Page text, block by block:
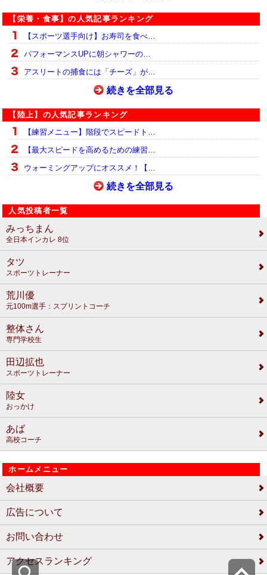
【栄養・食事】の人気記事ランキング
【スポーツ選手向け】お寿司を食べ…
パフォーマンスUPに朝シャワーの…
アスリートの捕食には「チーズ」が…
続きを全部見る
【陸上】の人気記事ランキング
【練習メニュー】階段でスピードト…
【最大スピードを高めるための練習…
ウォーミングアップにオススメ！【…
続きを全部見る
人気投稿者一覧
みっちまん
全日本インカレ 8位
タツ
スポーツトレーナー
荒川優
元100m選手：スプリントコーチ
整体さん
専門学校生
田辺拡也
スポーツトレーナー
陸女
おっかけ
あば
高校コーチ
ホームメニュー
会社概要
広告について
お問い合わせ
アクセスランキング